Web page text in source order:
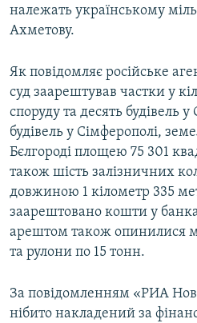
належать українському
Ахметову.
Як повідомляє російське
суд заарештував частки у
споруду та десять будівель у
будівель у Сімферополі,
Бєлгороді площею 75 301
також шість залізничних
довжиною 1 кілометр 335
заарештовано кошти у
арештом також опинилися
та рулони по 15 тонн.
За повідомленням «РИА
нібито накладений за